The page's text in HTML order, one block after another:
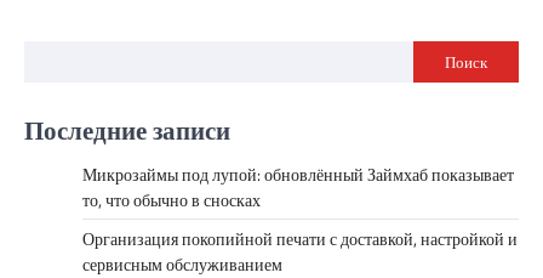
Поиск
Последние записи
Микрозаймы под лупой: обновлённый Займхаб показывает
то, что обычно в сносках
Организация покопийной печати с доставкой, настройкой и
сервисным обслуживанием